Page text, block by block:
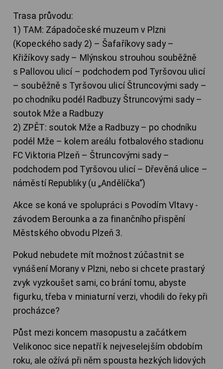
Trasa průvodu:
1) TAM: Západočeské muzeum v Plzni
(Kopeckého sady 2) – Šafaříkovy sady –
Křižíkovy sady – Mlýnskou strouhou souběžně
s Pallovou ulicí – podchodem pod Tyršovou ulicí
– souběžně s Tyršovou ulicí Štruncovými sady –
po chodníku podél Radbuzy Štruncovými sady –
soutok Mže a Radbuzy
2) ZPĚT: soutok Mže a Radbuzy – po chodníku
podél Mže – kolem areálu fotbalového stadionu
FC Viktoria Plzeň – Štruncovými sady –
podchodem pod Tyršovou ulicí – Dřevěná ulice –
náměstí Republiky (u „Andělíčka“)
Akce se koná ve spolupráci s Povodím Vltavy -
závodem Berounka a za finančního přispění
Městského obvodu Plzeň 3.
Pokud nebudete mít možnost zúčastnit se
vynášení Morany v Plzni, nebo si chcete prastarý
zvyk vyzkoušet sami, co brání tomu, abyste
figurku, třeba v miniaturní verzi, vhodili do řeky při
procházce?
Půst mezi koncem masopustu a začátkem
Velikonoc sice nepatří k nejveselejším obdobím
roku, ale ožívá při něm spousta hezkých lidových